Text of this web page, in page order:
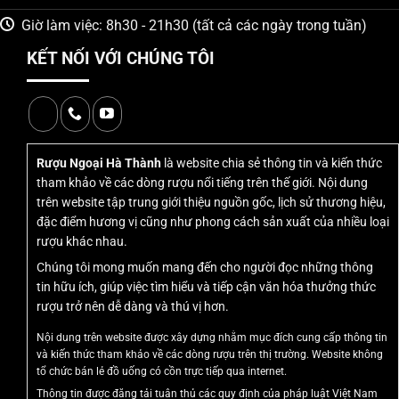
lời chúc tốt lành.Rượu ngựa thuỷ tinh Armeniankhông chỉ
đơn thuần là một chai rượu mạnh cao cấp mà còn là một
tác phẩm nghệ thuật thuỷ tinh đầy sống động. Được tạo
trưng cho sự kiên trì, bền bỉ và ý chí vươn tới thành công.
Khác với các dòng rượu thông thường, rượu ngựa đến từ
biệt, từ chất liệu thuỷ tinh tinh khiết cho đến hương vị
brandy nồng nàn được ủ lâu năm trong các thùng gỗ sồi.
Đây chính là món quà tinh tế để dành tặng cấp trên, đối tác
hoặc những người trân quý trong dịp Tết 2026 này.
Dòng sản phẩm này thu hút người đối diện ngay từ cái
nhìn đầu tiên nhờ vào độ trong suốt tuyệt đối của vỏ chai,
phô diễn trọn vẹn màu rượu hổ phách óng ả bên trong. Khi
ánh sáng chiếu qua, chai rượu tựa như một khối pha lê rực
rỡ, làm bừng sáng không gian trưng bày tại phòng khách
hay văn phòng làm việc. Với dung tích 500ml nhỏ gọn
Giờ làm việc: 8h30 - 21h30 (tất cả các ngày trong tuần)
KẾT NỐI VỚI CHÚNG TÔI
Rượu Ngoại Hà Thành là website chia sẻ thông tin và kiến thức
tham khảo về các dòng rượu nổi tiếng trên thế giới. Nội dung
trên website tập trung giới thiệu nguồn gốc, lịch sử thương hiệu,
đặc điểm hương vị cũng như phong cách sản xuất của nhiều loại
rượu khác nhau.
Chúng tôi mong muốn mang đến cho người đọc những thông
tin hữu ích, giúp việc tìm hiểu và tiếp cận văn hóa thưởng thức
rượu trở nên dễ dàng và thú vị hơn.
Nội dung trên website được xây dựng nhằm mục đích cung cấp thông tin
và kiến thức tham khảo về các dòng rượu trên thị trường. Website không
tổ chức bán lẻ đồ uống có cồn trực tiếp qua internet.
Thông tin được đăng tải tuân thủ các quy định của pháp luật Việt Nam